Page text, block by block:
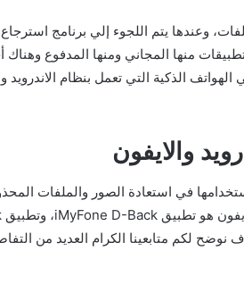
وعندها يتم اللجوء إلي برنامج استرجاع
منها المجاني ومنها المدفوع وهناك
والايفون